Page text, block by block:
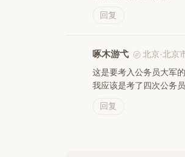
回复
啄木游弋 北京·北京
这是要考入公务员大军
我应该是考了四次公务
回复